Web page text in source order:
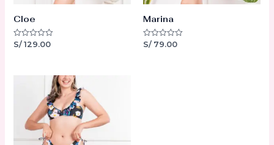
Cloe
Valorado
S/129.00
Marina
Valorado
S/ 79.00